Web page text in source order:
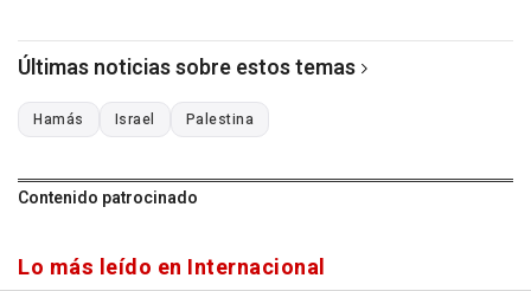
Últimas noticias sobre estos temas
Hamás Israel Palestina
Contenido patrocinado
Lo más leído en Internacional